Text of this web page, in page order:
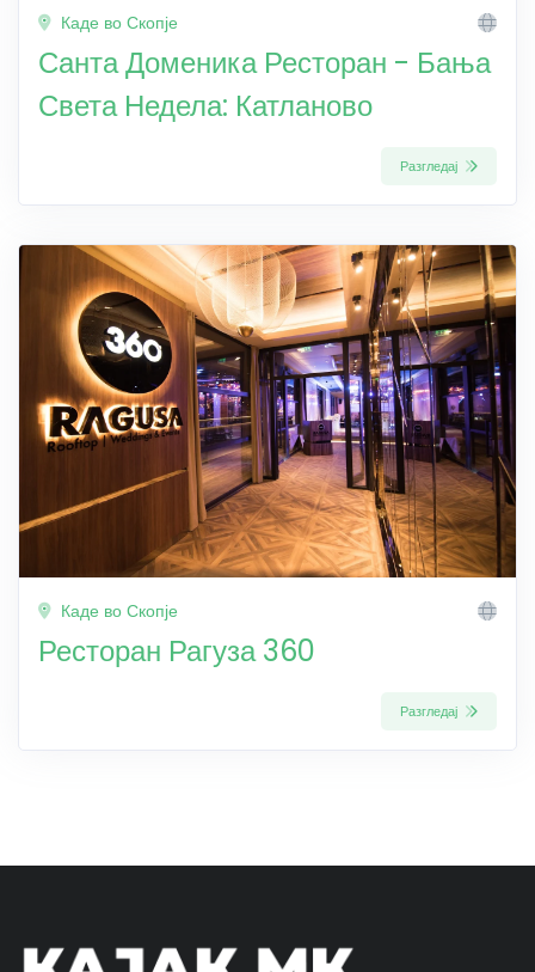
Каде во Скопје
Санта Доменика Ресторан - Бања
Света Недела: Катланово
Разгледај
Каде во Скопје
Ресторан Рагуза 360
Разгледај